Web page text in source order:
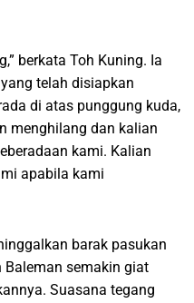
berkata Toh Kuning. Ia
telah disiapkan
di atas punggung kuda,
menghilang dan kalian
kami. Kalian
apabila kami
barak pasukan
Baleman semakin giat
Suasana tegang